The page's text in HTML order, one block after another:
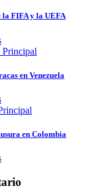
la FIFA y la UEFA
Principal
en Venezuela
en Colombia